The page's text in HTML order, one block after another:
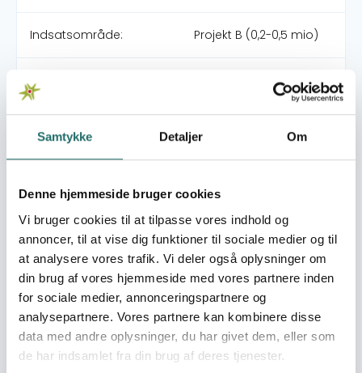
Samtykke Detaljer Om
Denne hjemmeside bruger cookies
Vi bruger cookies til at tilpasse vores indhold og
annoncer, til at vise dig funktioner til sociale medier og til
at analysere vores trafik. Vi deler også oplysninger om
din brug af vores hjemmeside med vores partnere inden
for sociale medier, annonceringspartnere og
analysepartnere. Vores partnere kan kombinere disse
data med andre oplysninger, du har givet dem, eller som
de har indsamlet fra din brug af deres tjenester.
Indsatsområde: Projekt B (0,2-0,5 mio)
Indsatser foregår i:
Overordnede mål
landbrugsform i Sundarbans som indebærer ændrede
Umiddelbare mål
A) Gennemføre en flere-trins gradvis kontekst analyse i
området som giver grundlag for en udviklingsplan B)
Formulere en udviklingsplan på grundlag
kontekstnalayse og al tilgængelig viden, som kan
indhentes af et panel af projektdeltagere C) Udvikle en
afprøvnings- og demonstrations-farm som skal støtte